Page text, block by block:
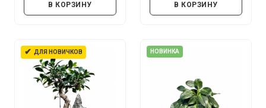
В КОРЗИНУ
В КОРЗИНУ
✔ ДЛЯ НОВИЧКОВ НОВИНКА